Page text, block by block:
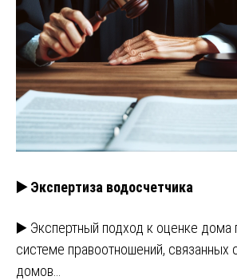
▶️ Экспертиза водосчетчика
▶️ Экспертный подход к оценке дома
системе правоотношений, связанных
домов…